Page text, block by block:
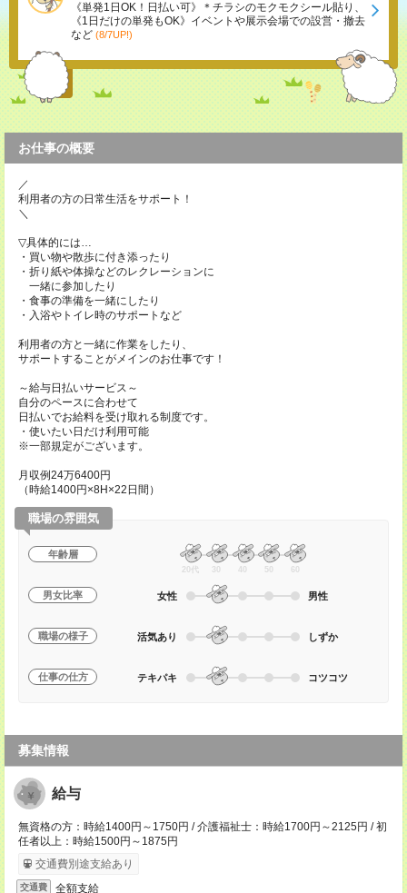
《単発1日OK！日払い可》＊チラシのモクモクシール貼り、
《1日だけの単発もOK》イベントや展示会場での設営・撤去
など (8/7UP!)
お仕事の概要
／
利用者の方の日常生活をサポート！
＼
▽具体的には…
・買い物や散歩に付き添ったり
・折り紙や体操などのレクレーションに
一緒に参加したり
・食事の準備を一緒にしたり
・入浴やトイレ時のサポートなど
利用者の方と一緒に作業をしたり、
サポートすることがメインのお仕事です！
～給与日払いサービス～
自分のペースに合わせて
日払いでお給料を受け取れる制度です。
・使いたい日だけ利用可能
※一部規定がございます。
月収例24万6400円
（時給1400円×8H×22日間）
職場の雰囲気
年齢層
20代 30 40 50 60
男女比率 女性 男性
職場の様子 活気あり しずか
仕事の仕方 テキパキ コツコツ
募集情報
給与
無資格の方：時給1400円～1750円 / 介護福祉士：時給1700円～2125円 / 初
任者以上：時給1500円～1875円
交通費別途支給あり
交通費 全額支給